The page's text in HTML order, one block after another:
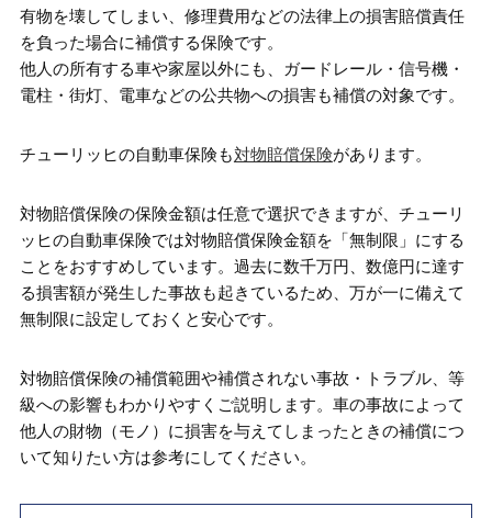
有物を壊してしまい、修理費用などの法律上の損害賠償責任
を負った場合に補償する保険です。
他人の所有する車や家屋以外にも、ガードレール・信号機・
電柱・街灯、電車などの公共物への損害も補償の対象です。
チューリッヒの自動車保険も対物賠償保険があります。
対物賠償保険の保険金額は任意で選択できますが、チューリ
ッヒの自動車保険では対物賠償保険金額を「無制限」にする
ことをおすすめしています。過去に数千万円、数億円に達す
る損害額が発生した事故も起きているため、万が一に備えて
無制限に設定しておくと安心です。
対物賠償保険の補償範囲や補償されない事故・トラブル、等
級への影響もわかりやすくご説明します。車の事故によって
他人の財物（モノ）に損害を与えてしまったときの補償につ
いて知りたい方は参考にしてください。